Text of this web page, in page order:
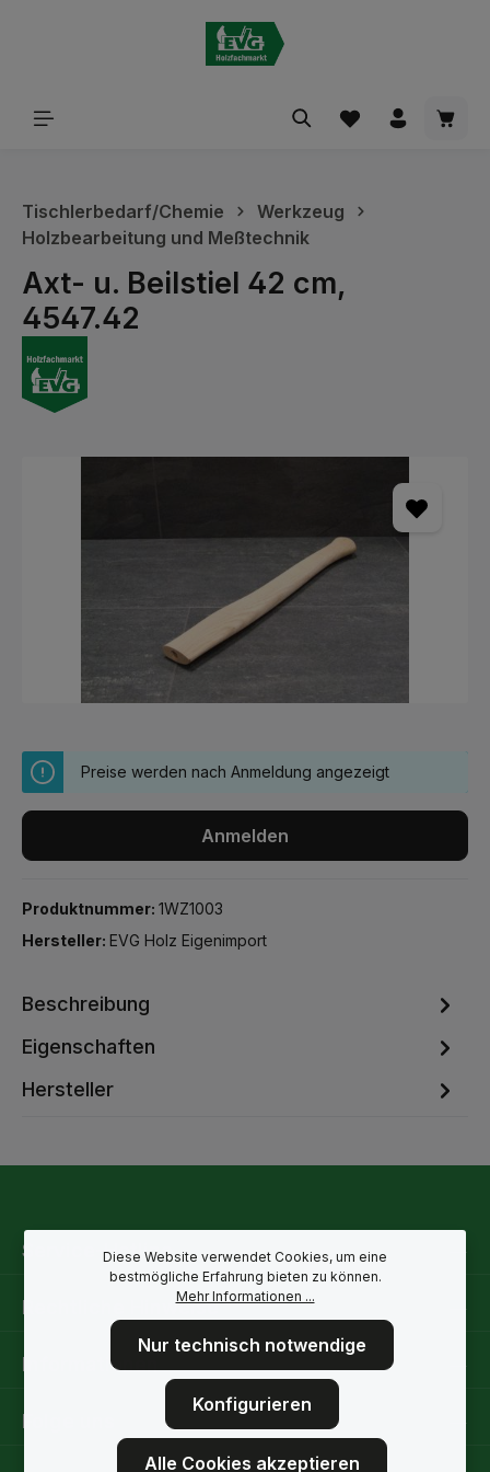
Tischlerbedarf/Chemie
Werkzeug
Holzbearbeitung und Meßtechnik
Axt- u. Beilstiel 42 cm,
4547.42
Preise werden nach Anmeldung angezeigt
Anmelden
Produktnummer: 1WZ1003
Hersteller: EVG Holz Eigenimport
Beschreibung
Eigenschaften
Hersteller
Service-Hotline
Rechtliche Hinweise
Informationen
Folge uns
Diese Website verwendet Cookies, um eine
bestmögliche Erfahrung bieten zu können.
Mehr Informationen ...
Nur technisch notwendige
Konfigurieren
Alle Cookies akzeptieren